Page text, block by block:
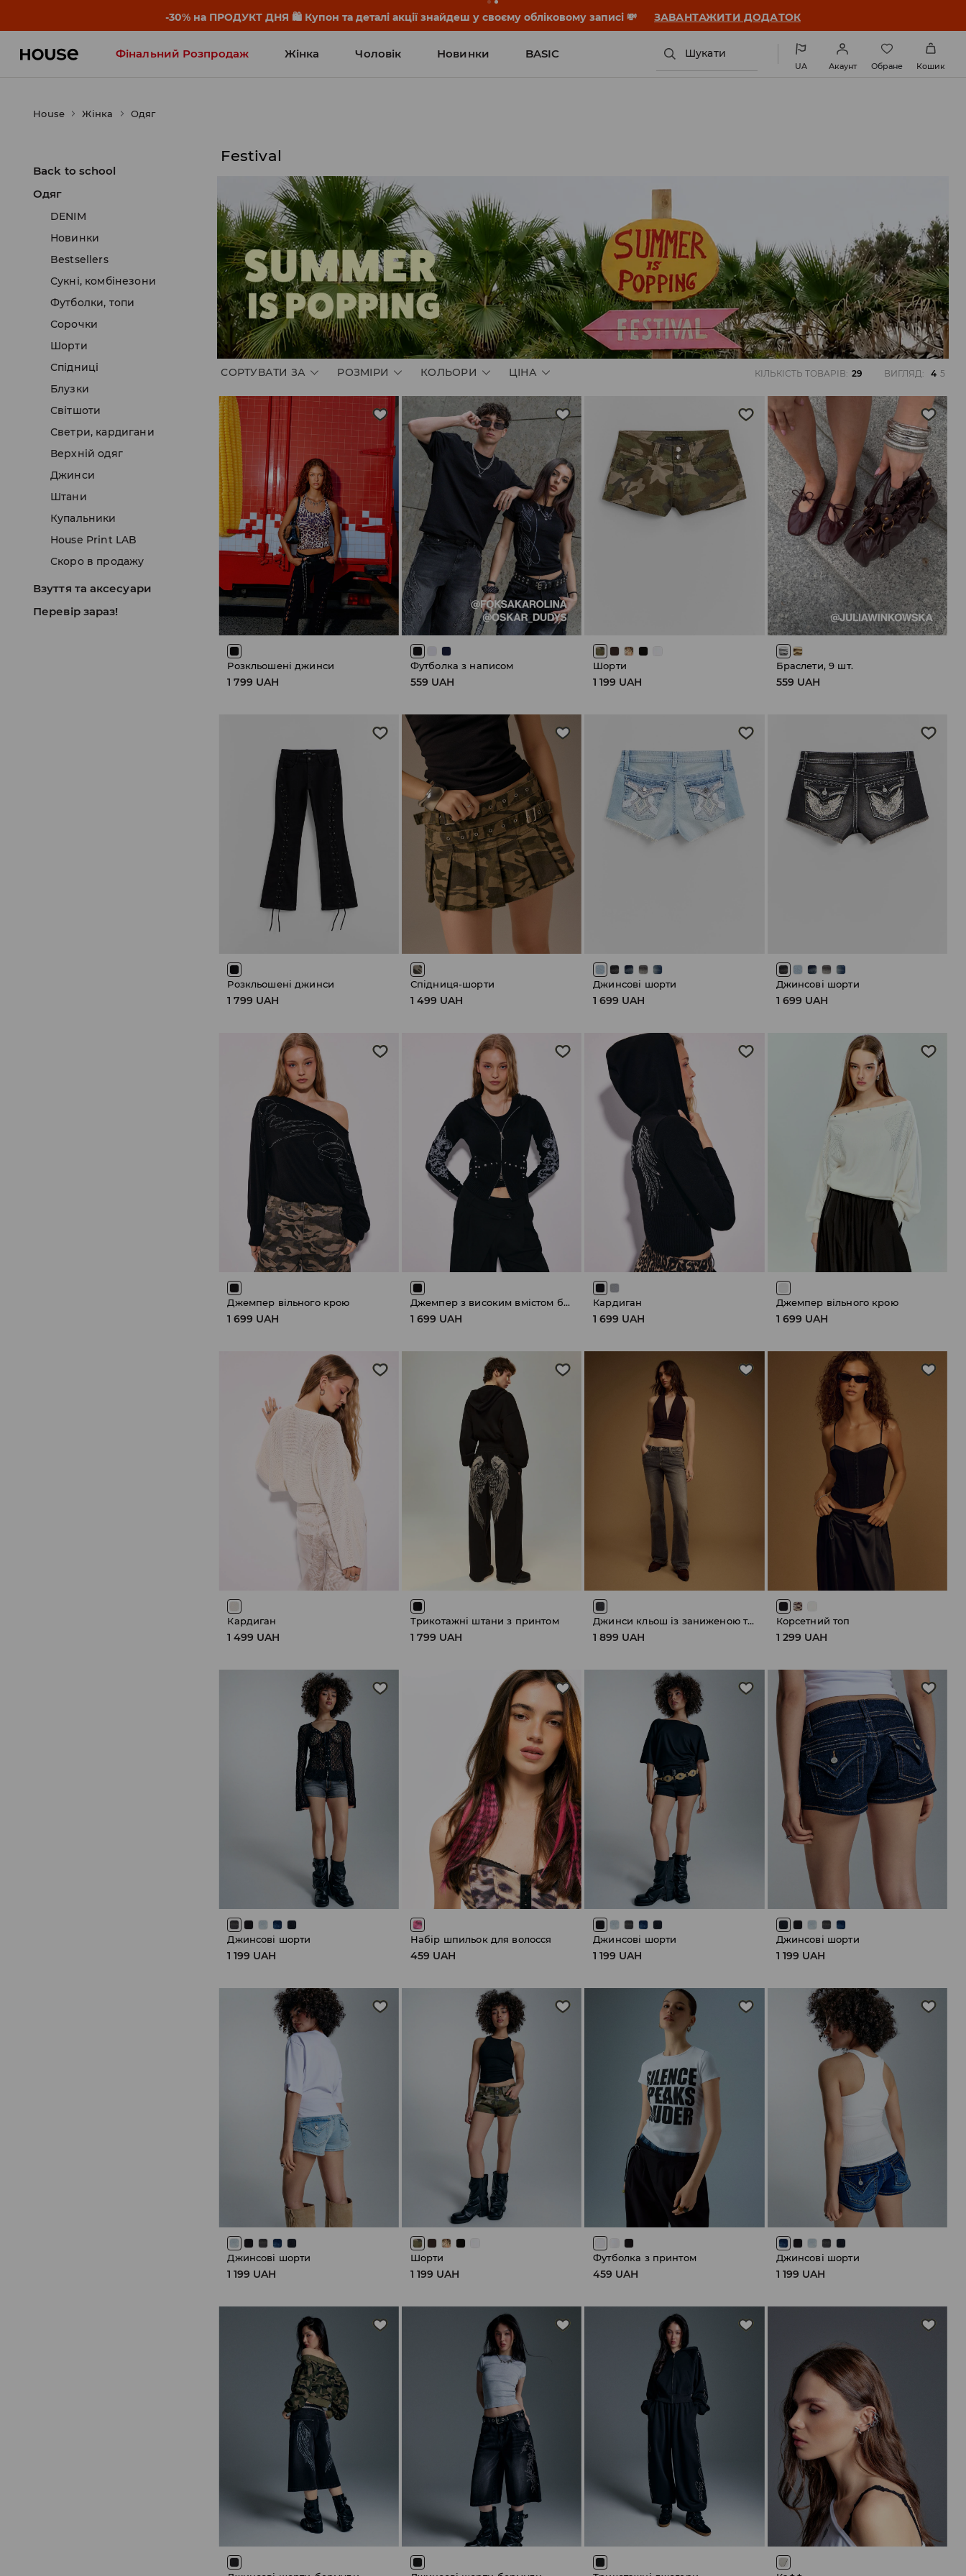
-30% на ПРОДУКТ ДНЯ 🛍️ Купон та деталі акції знайдеш у своєму обліковому записі 💸 ЗАВАНТАЖИТИ ДОДАТОК
Фінальний Розпродаж Жінка Чоловік Новинки BASIC Шукати
UA Акаунт Обране Кошик
House Жінка Одяг
Back to school
Одяг
DENIM
Новинки
Bestsellers
Сукні, комбінезони
Футболки, топи
Сорочки
Шорти
Спідниці
Блузки
Світшоти
Светри, кардигани
Верхній одяг
Джинси
Штани
Купальники
House Print LAB
Скоро в продажу
Взуття та аксесуари
Перевір зараз!
Festival
СОРТУВАТИ ЗА РОЗМІРИ КОЛЬОРИ ЦІНА КІЛЬКІСТЬ ТОВАРІВ: 29 ВИГЛЯД : 4 5
Розкльошені джинси
1 799 UAH
Футболка з написом
559 UAH
Шорти
1 199 UAH
Браслети, 9 шт.
559 UAH
Розкльошені джинси
1 799 UAH
Спідниця-шорти
1 499 UAH
Джинсові шорти
1 699 UAH
Джинсові шорти
1 699 UAH
Джемпер вільного крою
1 699 UAH
Джемпер з високим вмістом бавовни
1 699 UAH
Кардиган
1 699 UAH
Джемпер вільного крою
1 699 UAH
Кардиган
1 499 UAH
Трикотажні штани з принтом
1 799 UAH
Джинси кльош із заниженою талією
1 899 UAH
Корсетний топ
1 299 UAH
Джинсові шорти
1 199 UAH
Набір шпильок для волосся
459 UAH
Джинсові шорти
1 199 UAH
Джинсові шорти
1 199 UAH
Джинсові шорти
1 199 UAH
Шорти
1 199 UAH
Футболка з принтом
459 UAH
Джинсові шорти
1 199 UAH